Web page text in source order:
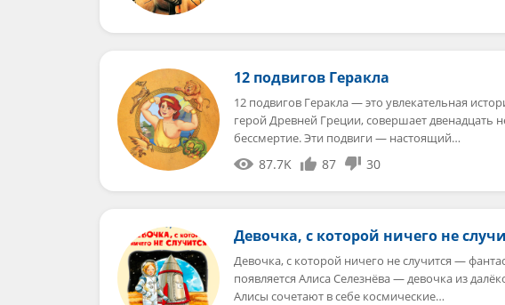
12 подвигов Геракла
12 подвигов Геракла — это увлекательная
герой Древней Греции, совершает двенадцать
бессмертие. Эти подвиги — настоящий…
87.7K 87 30
Девочка, с которой ничего не
Девочка, с которой ничего не случится —
появляется Алиса Селезнёва — девочка из
Алисы сочетают в себе космические…